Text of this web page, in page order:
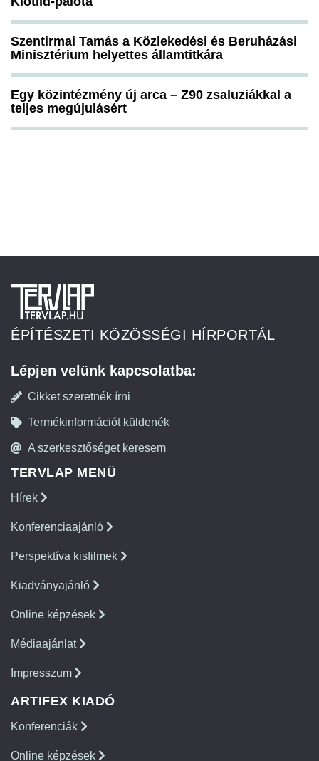
Szentirmai Tamás a Közlekedési és Beruházási
Minisztérium helyettes államtitkára
Egy közintézmény új arca – Z90 zsaluziákkal a
teljes megújulásért
ÉPÍTÉSZETI KÖZÖSSÉGI HÍRPORTÁL
Lépjen velünk kapcsolatba:
Cikket szeretnék írni
Termékinformációt küldenék
A szerkesztőséget keresem
TERVLAP MENÜ
Hírek
Konferenciaajánló
Perspektíva kisfilmek
Kiadványajánló
Online képzések
Médiaajánlat
Impresszum
ARTIFEX KIADÓ
Konferenciák
Online képzések